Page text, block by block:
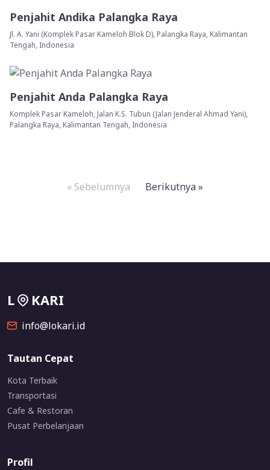
Penjahit Andika Palangka Raya
Jl. A. Yani (Komplek Pasar Kameloh Blok D), Palangka Raya, Kalimantan
Tengah, Indonesia
Penjahit Anda Palangka Raya
Komplek Pasar Kameloh, Jalan K.S. Tubun (Jalan Jenderal Ahmad Yani),
Palangka Raya, Kalimantan Tengah, Indonesia
« Sebelumnya Berikutnya »
L KARI
info@lokari.id
Tautan Cepat
Kota Terbaik
Transportasi
Cafe & Restoran
Pusat Perbelanjaan
Profil